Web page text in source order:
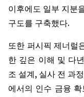
이후에도 일부 지분
구도를 구축했다.
또한 퍼시픽 제너럴
한 깊은 이해 및 다
조 설계, 실사 전 과
에서의 인수 금융